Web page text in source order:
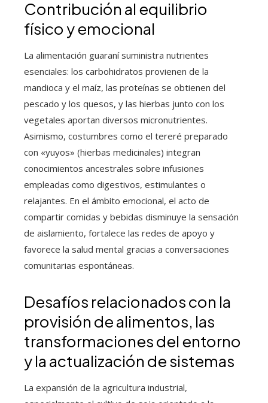
Contribución al equilibrio
físico y emocional
La alimentación guaraní suministra nutrientes
esenciales: los carbohidratos provienen de la
mandioca y el maíz, las proteínas se obtienen del
pescado y los quesos, y las hierbas junto con los
vegetales aportan diversos micronutrientes.
Asimismo, costumbres como el tereré preparado
con «yuyos» (hierbas medicinales) integran
conocimientos ancestrales sobre infusiones
empleadas como digestivos, estimulantes o
relajantes. En el ámbito emocional, el acto de
compartir comidas y bebidas disminuye la sensación
de aislamiento, fortalece las redes de apoyo y
favorece la salud mental gracias a conversaciones
comunitarias espontáneas.
Desafíos relacionados con la
provisión de alimentos, las
transformaciones del entorno
y la actualización de sistemas
La expansión de la agricultura industrial,